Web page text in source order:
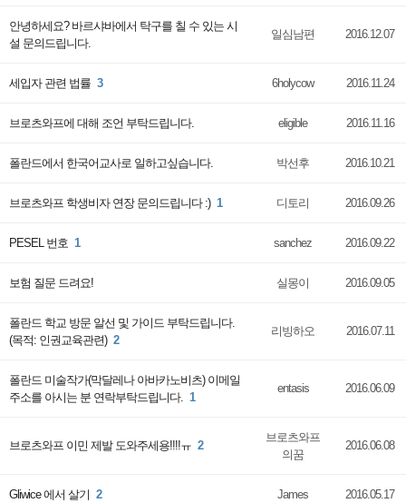
안녕하세요? 바르샤바에서 탁구를 칠 수 있는 시
설 문의드립니다.
일심남편 2016.12.07
세입자 관련 법률 3 6holycow 2016.11.24
브로츠와프에 대해 조언 부탁드립니다. eligible 2016.11.16
폴란드에서 한국어교사로 일하고싶습니다. 박선후 2016.10.21
브로츠와프 학생비자 연장 문의드립니다 :) 1 디토리 2016.09.26
PESEL 번호 1 sanchez 2016.09.22
보험 질문 드려요! 실몽이 2016.09.05
폴란드 학교 방문 알선 및 가이드 부탁드립니다.
(목적: 인권교육관련) 2
리빙하오 2016.07.11
폴란드 미술작가(막달레나 아바카노비츠) 이메일
주소를 아시는 분 연락부탁드립니다. 1
entasis 2016.06.09
브로츠와프 이민 제발 도와주세용!!!!ㅠ 2
브로츠와프
의꿈
2016.06.08
Gliwice 에서 살기 2 James 2016.05.17